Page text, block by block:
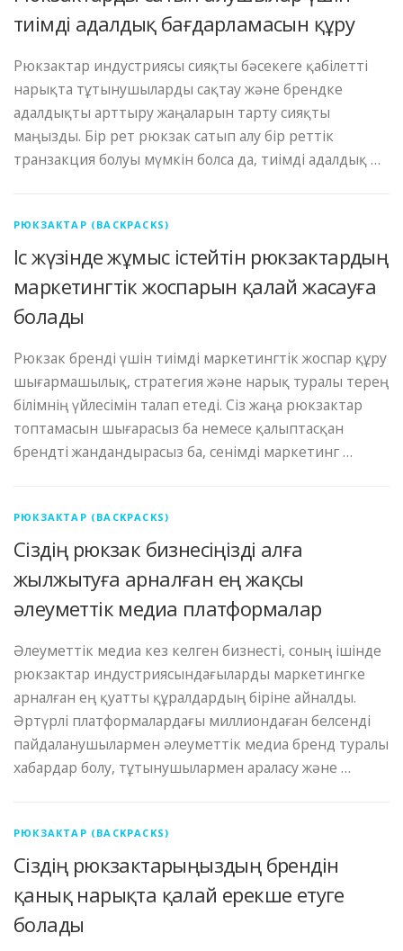
тиімді адалдық бағдарламасын құру
Рюкзактар ​​индустриясы сияқты бәсекеге қабілетті
нарықта тұтынушыларды сақтау және брендке
адалдықты арттыру жаңаларын тарту сияқты
маңызды. Бір рет рюкзак сатып алу бір реттік
транзакция болуы мүмкін болса да, тиімді адалдық …
РЮКЗАКТАР (BACKPACKS)
Іс жүзінде жұмыс істейтін рюкзактардың
маркетингтік жоспарын қалай жасауға
болады
Рюкзак бренді үшін тиімді маркетингтік жоспар құру
шығармашылық, стратегия және нарық туралы терең
білімнің үйлесімін талап етеді. Сіз жаңа рюкзактар ​​
топтамасын шығарасыз ба немесе қалыптасқан
брендті жандандырасыз ба, сенімді маркетинг …
РЮКЗАКТАР (BACKPACKS)
Сіздің рюкзак бизнесіңізді алға
жылжытуға арналған ең жақсы
әлеуметтік медиа платформалар
Әлеуметтік медиа кез келген бизнесті, соның ішінде
рюкзактар ​​индустриясындағыларды маркетингке
арналған ең қуатты құралдардың біріне айналды.
Әртүрлі платформалардағы миллиондаған белсенді
пайдаланушылармен әлеуметтік медиа бренд туралы
хабардар болу, тұтынушылармен араласу және …
РЮКЗАКТАР (BACKPACKS)
Сіздің рюкзактарыңыздың брендін
қанық нарықта қалай ерекше етуге
болады